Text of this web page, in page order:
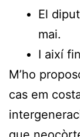
El
mai.
I així
M’ho
cas em